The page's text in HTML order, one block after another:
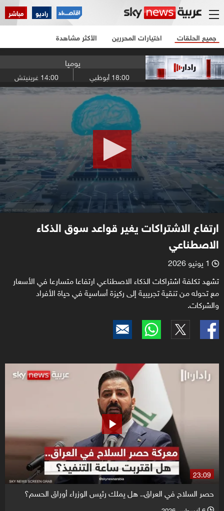
راديو مباشر
جميع الحلقات اختيارات المحررين الأكثر مشاهدة
يوميا
18:00 أبوظبي 14:00 غرينيتش
0
54
seconds
ارتفاع الاشتراكات يغير قواعد سوق الذكاء
الاصطناعي
l 1 يونيو 2026
تشهد تكلفة اشتراكات الذكاء الاصطناعي ارتفاعا متسارعا في الأسعار
مع تحوله من تنقية تجريبية إلى ركيزة أساسية في حياة الأفراد
والشركات.
23:09
حصر السلاح في العراق.. هل يملك رئيس الوزراء أوراق الحسم؟